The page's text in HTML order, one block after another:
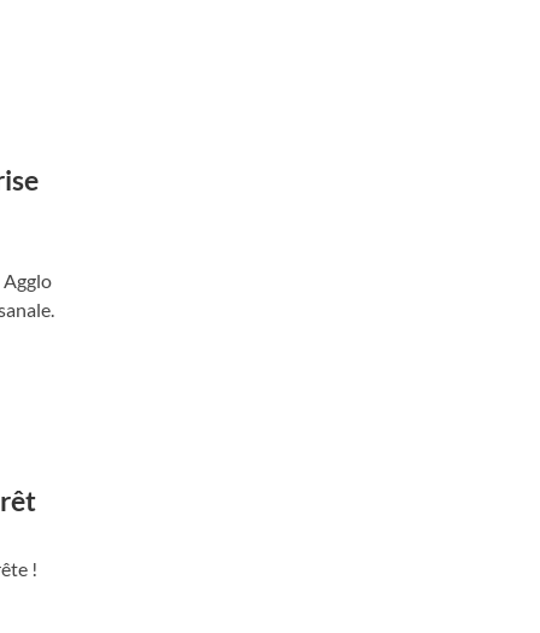
Agglo
!